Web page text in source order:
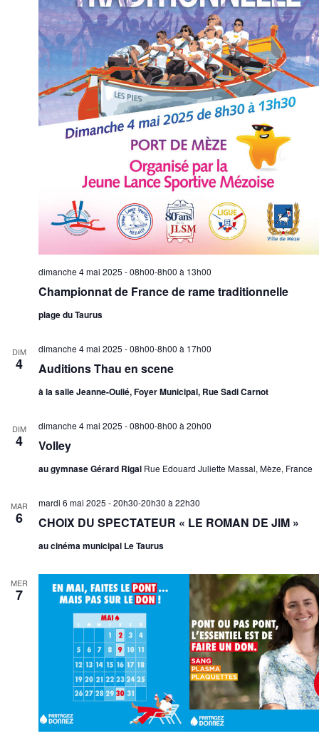
É
v
è
n
e
m
e
n
t
s
Championnat de France de rame traditionnelle
dimanche 4 mai 2025 - 08h00-8h00 à 13h00
plage du Taurus
DIM
4 Auditions Thau en scene
dimanche 4 mai 2025 - 08h00-8h00 à 17h00
à la salle Jeanne-Oulié, Foyer Municipal, Rue Sadi Carnot
DIM
4 Volley
dimanche 4 mai 2025 - 08h00-8h00 à 20h00
au gymnase Gérard Rigal Rue Edouard Juliette Massal, Mèze, France
MAR
6 CHOIX DU SPECTATEUR « LE ROMAN DE JIM »
mardi 6 mai 2025 - 20h30-20h30 à 22h30
au cinéma municipal Le Taurus
MER
7